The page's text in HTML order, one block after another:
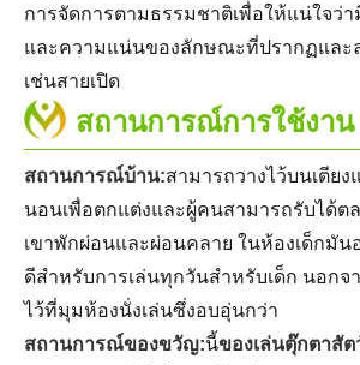
การจัดการตามธรรมชาติเพื่อให้แน่ใจว่
และความแน่นของลักษณะที่ปรากฏแล
เช่นสายเปิด
สถานการณ์การใช้งาน
สถานการณ์บ้าน:สามารถวางไว้บนเตีย
นอนเพื่อตกแต่งและผู้คนสามารถรับได้ต
เขาพักผ่อนและผ่อนคลาย ในห้องเด็กมัน
ดีสำหรับการเล่นทุกวันสำหรับเด็ก นอกจ
ไว้ที่มุมห้องนั่งเล่นซึ่งอบอุ่นกว่า
สถานการณ์ของขวัญ:นี้ของเล่นตุ๊กตาสัต